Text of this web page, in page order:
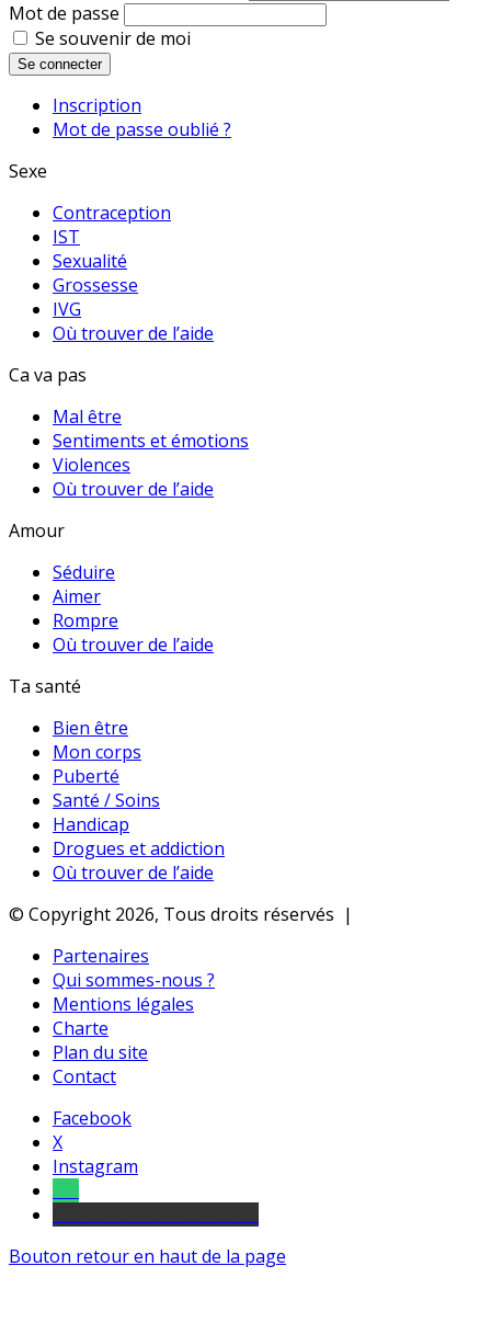
Mot de passe
Se souvenir de moi
Se connecter
Inscription
Mot de passe oublié ?
Sexe
Contraception
IST
Sexualité
Grossesse
IVG
Où trouver de l’aide
Ca va pas
Mal être
Sentiments et émotions
Violences
Où trouver de l’aide
Amour
Séduire
Aimer
Rompre
Où trouver de l’aide
Ta santé
Bien être
Mon corps
Puberté
Santé / Soins
Handicap
Drogues et addiction
Où trouver de l’aide
© Copyright 2026, Tous droits réservés |
Partenaires
Qui sommes-nous ?
Mentions légales
Charte
Plan du site
Contact
Facebook
X
Instagram
Bouton retour en haut de la page